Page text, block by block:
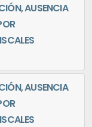
AUSENCIA
AUSENCIA